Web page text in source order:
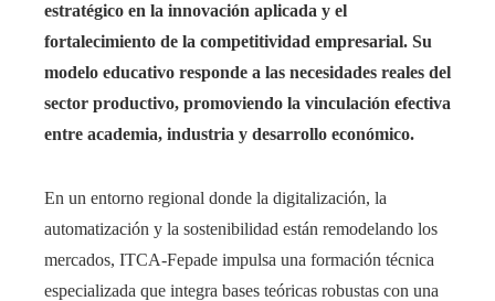
estratégico en la innovación aplicada y el
fortalecimiento de la competitividad empresarial. Su
modelo educativo responde a las necesidades reales del
sector productivo, promoviendo la vinculación efectiva
entre academia, industria y desarrollo económico.
En un entorno regional donde la digitalización, la
automatización y la sostenibilidad están remodelando los
mercados, ITCA-Fepade impulsa una formación técnica
especializada que integra bases teóricas robustas con una